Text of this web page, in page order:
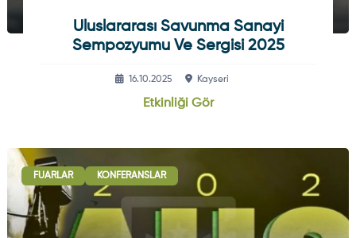
Uluslararası Savunma Sanayi
Sempozyumu Ve Sergisi 2025
16.10.2025 Kayseri
Etkinliği Gör
FUARLAR KONFERANSLAR